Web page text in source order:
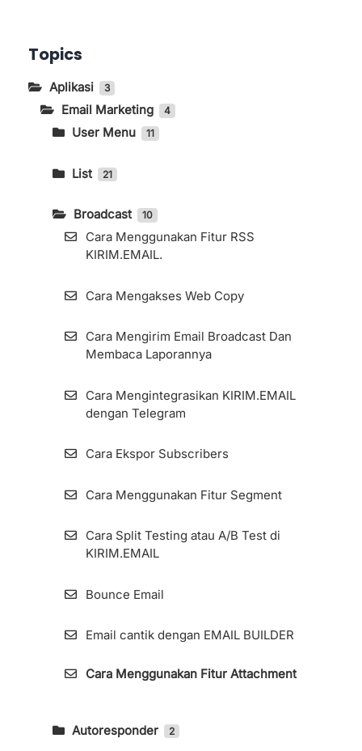
Topics
Aplikasi 3
Email Marketing 4
User Menu 11
Pada Form
Pengaturan Advanced Sender Domain
Pengaturan Autosave Pada Fitur Broadcast
Cara Ganti 2 Akun Berbeda atau Lebih di
Cara Konfigurasi Durasi Zombie Email
Form Dan Landing Page (Global)
Mengelolanya
Menginstall Kode Facebook Pixel di
List 21
Migration Tools
Impor Kontak (Subscribers) Melalui Magic
Import Kontak Dari Mailjet Ke KIRIM.EMAIL
Webhook
KIRIM.EMAIL
Cara Menggunakan Fitur Webhook Pada
Import Kontak Dari ConvertKit Ke
Sheets
Broadcast 10
Cara Menggunakan Fitur RSS
KIRIM.EMAIL.
Cara Mengakses Web Copy
Cara Mengirim Email Broadcast Dan
Membaca Laporannya
Cara Mengintegrasikan KIRIM.EMAIL
dengan Telegram
Cara Ekspor Subscribers
Cara Menggunakan Fitur Segment
Cara Split Testing atau A/B Test di
KIRIM.EMAIL
Bounce Email
Email cantik dengan EMAIL BUILDER
Cara Menggunakan Fitur Attachment
Autoresponder 2